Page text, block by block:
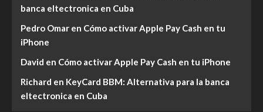
banca eltectronica en Cuba
Pedro Omar en Cómo activar Apple Pay Cash en tu
iPhone
David en Cómo activar Apple Pay Cash en tu iPhone
Richard en KeyCard BBM: Alternativa para la banca
eltectronica en Cuba